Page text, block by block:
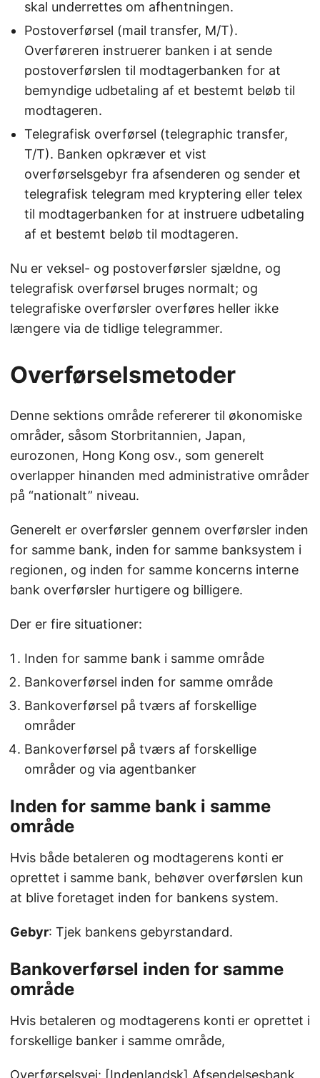
skal underrettes om afhentningen.
Postoverførsel (mail transfer, M/T).
Overføreren instruerer banken i at sende
postoverførslen til modtagerbanken for at
bemyndige udbetaling af et bestemt beløb til
modtageren.
Telegrafisk overførsel (telegraphic transfer,
T/T). Banken opkræver et vist
overførselsgebyr fra afsenderen og sender et
telegrafisk telegram med kryptering eller telex
til modtagerbanken for at instruere udbetaling
af et bestemt beløb til modtageren.
Nu er veksel- og postoverførsler sjældne, og
telegrafisk overførsel bruges normalt; og
telegrafiske overførsler overføres heller ikke
længere via de tidlige telegrammer.
Overførselsmetoder
Denne sektions område refererer til økonomiske
områder, såsom Storbritannien, Japan,
eurozonen, Hong Kong osv., som generelt
overlapper hinanden med administrative områder
på “nationalt” niveau.
Generelt er overførsler gennem overførsler inden
for samme bank, inden for samme banksystem i
regionen, og inden for samme koncerns interne
bank overførsler hurtigere og billigere.
Der er fire situationer:
Inden for samme bank i samme område
Bankoverførsel inden for samme område
Bankoverførsel på tværs af forskellige
områder
Bankoverførsel på tværs af forskellige
områder og via agentbanker
Inden for samme bank i samme
område
Hvis både betaleren og modtagerens konti er
oprettet i samme bank, behøver overførslen kun
at blive foretaget inden for bankens system.
Gebyr: Tjek bankens gebyrstandard.
Bankoverførsel inden for samme
område
Hvis betaleren og modtagerens konti er oprettet i
forskellige banker i samme område,